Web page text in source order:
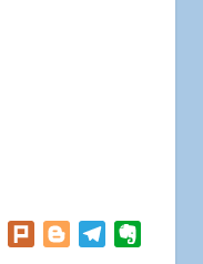
Facebook
Plurk BloggerTelegram